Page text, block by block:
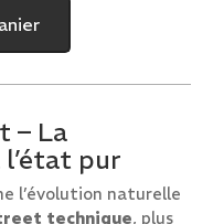
– La
pur
l’évolution naturelle
technique, plus